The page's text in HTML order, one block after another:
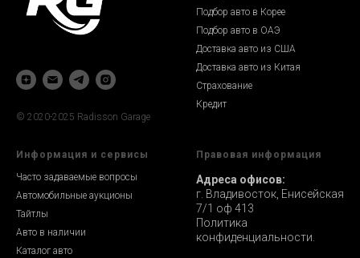
© 2020-2025 Radisson Garage
Подбор авто в Корее
Подбор авто в ОАЭ
Доставка авто из США
Доставка авто из Китая
Страхование
Кредит
Информация и сервисы
Часто задаваемые вопросы
Автомобильные аукционы
Тайтлы
Авто в наличии
Каталог авто
Правовая информация
Адреса офисов:
г. Владивосток, Енисейская
7/1 оф 413
Политика
конфиденциальности.